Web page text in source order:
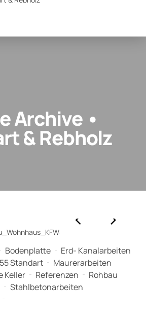
Archive •
& Rebholz
Bodenplatte
Erd- Kanalarbeiten
Standart
Maurerarbeiten
Keller Referenzen
Rohbau
Stahlbetonarbeiten